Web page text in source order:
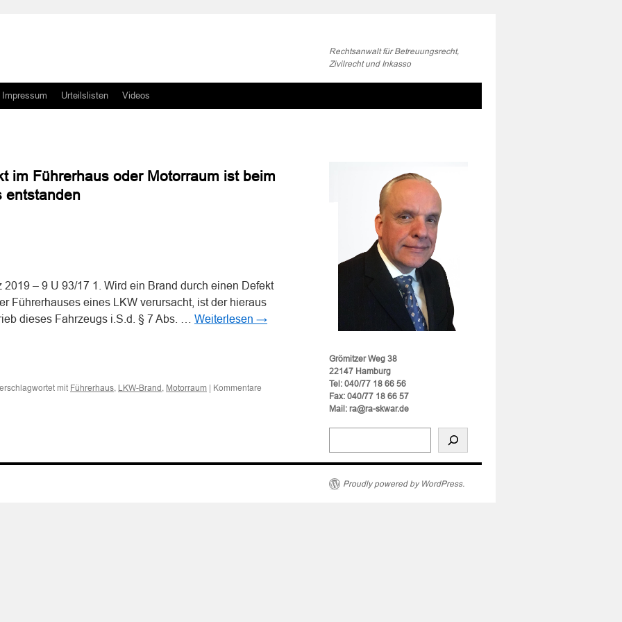
Rechtsanwalt für Betreuungsrecht,
Zivilrecht und Inkasso
Impressum Urteilslisten Videos
im Führerhaus oder Motorraum ist beim
entstanden
2019 – 9 U 93/17 1. Wird ein Brand durch einen Defekt
Führerhauses eines LKW verursacht, ist der hieraus
dieses Fahrzeugs i.S.d. § 7 Abs. … Weiterlesen →
mit Führerhaus, LKW-Brand , Motorraum | Kommentare
Grömitzer Weg 38
22147 Hamburg
Tel: 040/77 18 66 56
Fax: 040/77 18 66 57
Mail: ra@ra-skwar.de
Proudly powered by WordPress.